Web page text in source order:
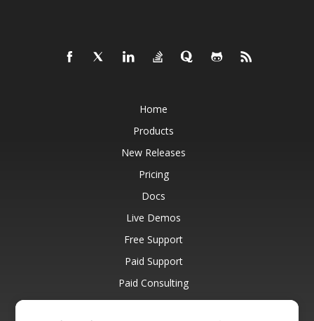
Home
Products
New Releases
Pricing
Docs
Live Demos
Free Support
Paid Support
Paid Consulting
Blog